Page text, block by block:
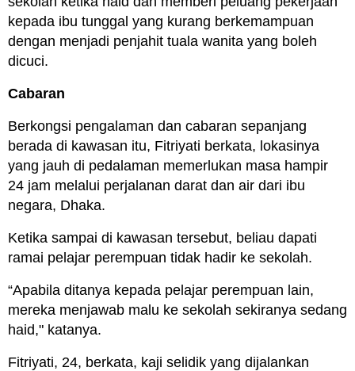
kepada ibu tunggal yang kurang berkemampuan
dengan menjadi penjahit tuala wanita yang boleh
dicuci.
Cabaran
Berkongsi pengalaman dan cabaran sepanjang
berada di kawasan itu, Fitriyati berkata, lokasinya
yang jauh di pedalaman memerlukan masa hampir
24 jam melalui perjalanan darat dan air dari ibu
negara, Dhaka.
Ketika sampai di kawasan tersebut, beliau dapati
ramai pelajar perempuan tidak hadir ke sekolah.
“Apabila ditanya kepada pelajar perempuan lain,
mereka menjawab malu ke sekolah sekiranya sedang
haid," katanya.
Fitriyati, 24, berkata, kaji selidik yang dijalankan